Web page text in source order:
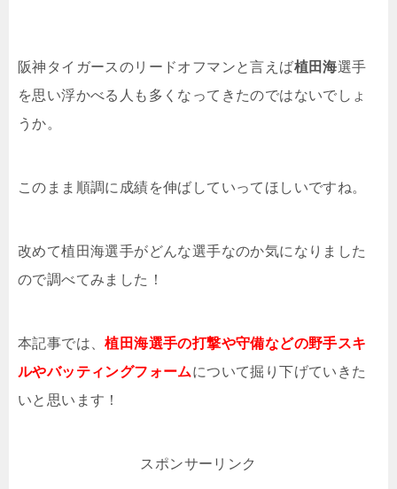
阪神タイガースのリードオフマンと言えば植田海選手
を思い浮かべる人も多くなってきたのではないでしょ
うか。
このまま順調に成績を伸ばしていってほしいですね。
改めて植田海選手がどんな選手なのか気になりました
ので調べてみました！
本記事では、植田海選手の打撃や守備などの野手スキ
ルやバッティングフォームについて掘り下げていきた
いと思います！
スポンサーリンク